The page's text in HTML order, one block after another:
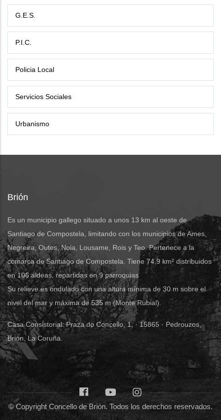
G.E.S.
P.I.C.
Policia Local
Servicios Sociales
Urbanismo
Brión
Es un municipio gallego situado a unos 13 km al oeste de
Santiago de Compostela, limitando con los municipios de Ames,
Negreira, Outes, Noia, Lousame, Rois y Teo. Pertenece a la
comarca de Santiago de Compostela. Tiene 74,9 km² distribuidos
en 106 aldeas, repartidas en 9 parroquias
Su relieve es ondulado con una altura mínima de 30 m sobre el
nivel del mar y máxima de 535 m (Monte Rubial).
Casa Consistorial: Praza do Concello, 1, · 15865 · Pedrouzos,
Brión, La Coruña.
© Copyright Concello de Brión. Todos los derechos reservados.